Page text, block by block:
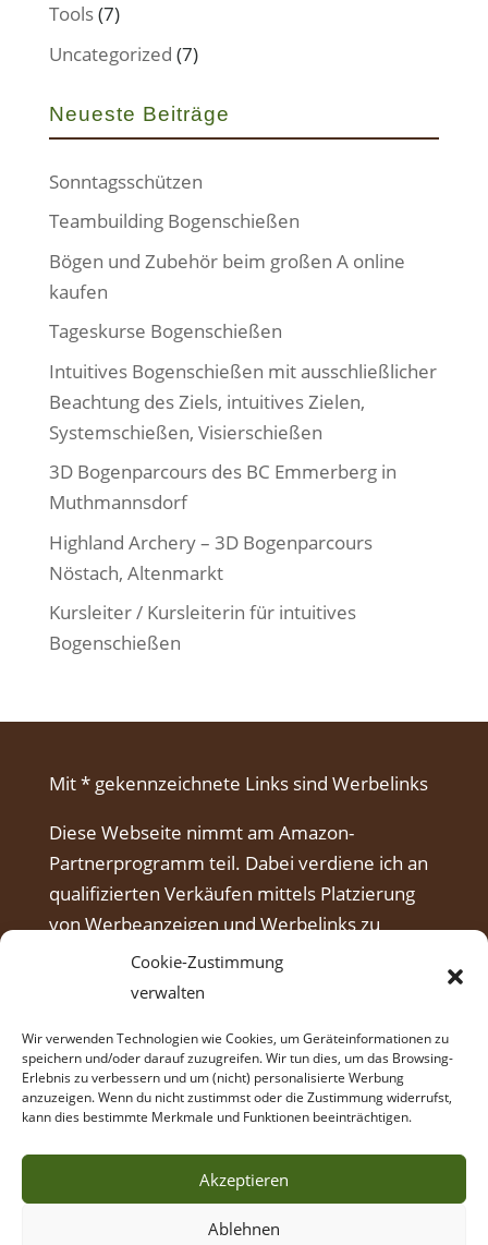
Cookie-Zustimmung
verwalten
Wir verwenden Technologien wie Cookies, um Geräteinformationen zu
speichern und/oder darauf zuzugreifen. Wir tun dies, um das Browsing-
Erlebnis zu verbessern und um (nicht) personalisierte Werbung
anzuzeigen. Wenn du nicht zustimmst oder die Zustimmung widerrufst,
kann dies bestimmte Merkmale und Funktionen beeinträchtigen.
Akzeptieren
Ablehnen
Tools(7)
Uncategorized (7)
Neueste Beiträge
Sonntagsschützen
Teambuilding Bogenschießen
Bögen und Zubehör beim großen A online
kaufen
Tageskurse Bogenschießen
Intuitives Bogenschießen mit ausschließlicher
Beachtung des Ziels, intuitives Zielen,
Systemschießen, Visierschießen
3D Bogenparcours des BC Emmerberg in
Muthmannsdorf
Highland Archery – 3D Bogenparcours
Nöstach, Altenmarkt
Kursleiter / Kursleiterin für intuitives
Bogenschießen
Mit * gekennzeichnete Links sind Werbelinks
Diese Webseite nimmt am Amazon-
Partnerprogramm teil. Dabei verdiene ich an
qualifizierten Verkäufen mittels Platzierung
von Werbeanzeigen und Werbelinks zu